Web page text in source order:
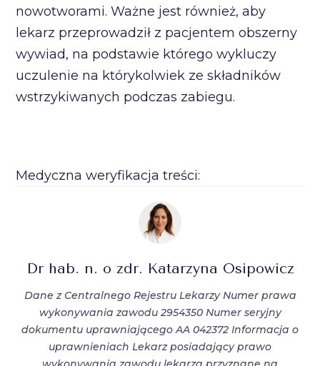
nowotworami. Ważne jest również, aby
lekarz przeprowadził z pacjentem obszerny
wywiad, na podstawie którego wykluczy
uczulenie na którykolwiek ze składników
wstrzykiwanych podczas zabiegu.
Medyczna weryfikacja treści:
Dr hab. n. o zdr. Katarzyna Osipowicz
Dane z Centralnego Rejestru Lekarzy Numer prawa
wykonywania zawodu 2954350 Numer seryjny
dokumentu uprawniającego AA 042372 Informacja o
uprawnieniach Lekarz posiadający prawo